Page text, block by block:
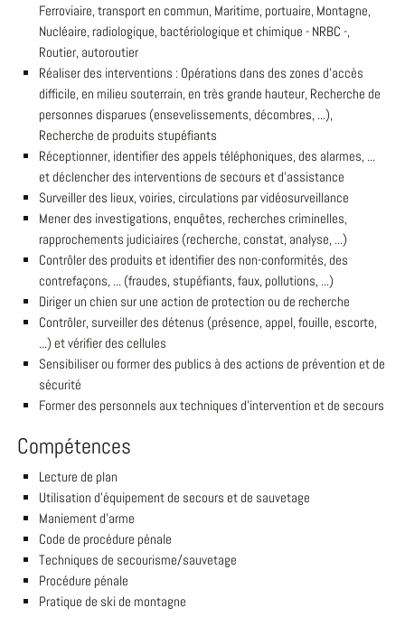
Ferroviaire, transport en commun, Maritime, portuaire, Montagne,
Nucléaire, radiologique, bactériologique et chimique - NRBC -,
Routier, autoroutier
Réaliser des interventions : Opérations dans des zones d'accès
difficile, en milieu souterrain, en très grande hauteur, Recherche de
personnes disparues (ensevelissements, décombres, ...),
Recherche de produits stupéfiants
Réceptionner, identifier des appels téléphoniques, des alarmes, ...
et déclencher des interventions de secours et d'assistance
Surveiller des lieux, voiries, circulations par vidéosurveillance
Mener des investigations, enquêtes, recherches criminelles,
rapprochements judiciaires (recherche, constat, analyse, ...)
Contrôler des produits et identifier des non-conformités, des
contrefaçons, ... (fraudes, stupéfiants, faux, pollutions, ...)
Diriger un chien sur une action de protection ou de recherche
Contrôler, surveiller des détenus (présence, appel, fouille, escorte,
...) et vérifier des cellules
Sensibiliser ou former des publics à des actions de prévention et de
sécurité
Former des personnels aux techniques d'intervention et de secours
Compétences
Lecture de plan
Utilisation d'équipement de secours et de sauvetage
Maniement d'arme
Code de procédure pénale
Techniques de secourisme/sauvetage
Procédure pénale
Pratique de ski de montagne